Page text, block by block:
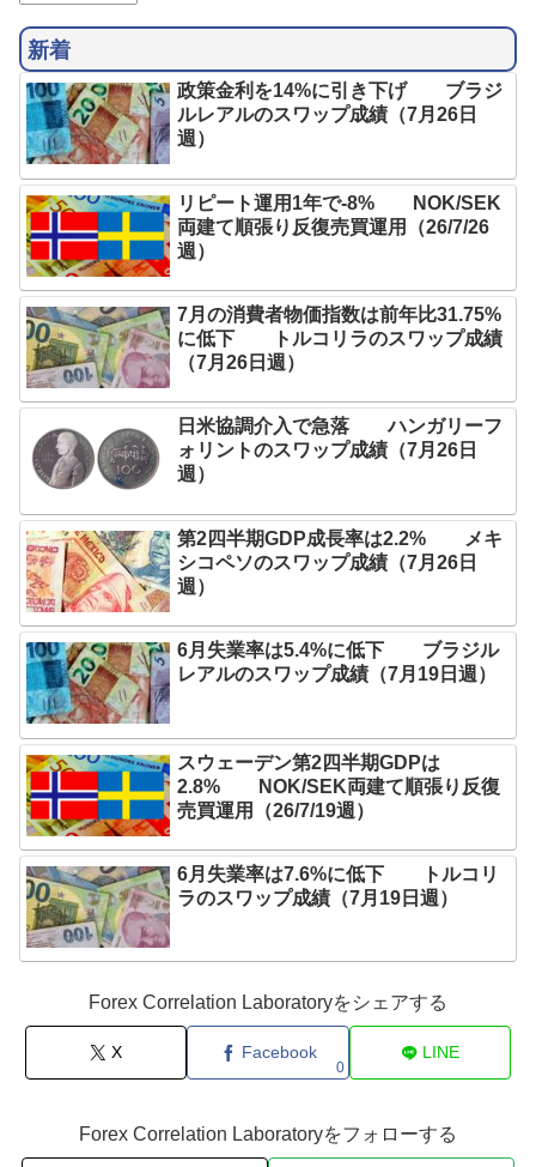
新着
政策金利を14%に引き下げ ブラジ
ルレアルのスワップ成績（7月26日
週）
リピート運用1年で-8% NOK/SEK
両建て順張り反復売買運用（26/7/26
週）
7月の消費者物価指数は前年比31.75%
に低下 トルコリラのスワップ成績
（7月26日週）
日米協調介入で急落 ハンガリーフ
ォリントのスワップ成績（7月26日
週）
第2四半期GDP成長率は2.2% メキ
シコペソのスワップ成績（7月26日
週）
6月失業率は5.4%に低下 ブラジル
レアルのスワップ成績（7月19日週）
スウェーデン第2四半期GDPは
2.8% NOK/SEK両建て順張り反復
売買運用（26/7/19週）
6月失業率は7.6%に低下 トルコリ
ラのスワップ成績（7月19日週）
Forex Correlation Laboratoryをシェアする
X Facebook
0
LINE
Forex Correlation Laboratoryをフォローする